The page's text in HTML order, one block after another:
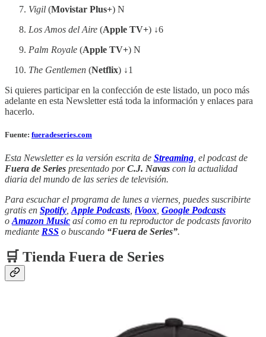
Vigil (Movistar Plus+) N
Los Amos del Aire (Apple TV+) ↓6
Palm Royale (Apple TV+) N
The Gentlemen (Netflix) ↓1
Si quieres participar en la confección de este listado, un poco más
adelante en esta Newsletter está toda la información y enlaces para
hacerlo.
Fuente: fueradeseries.com
Esta Newsletter es la versión escrita de Streaming , el podcast de
Fuera de Series presentado porC.J. Navas con la actualidad
diaria del mundo de las series de televisión.
Para escuchar el programa de lunes a viernes, puedes suscribirte
gratis en Spotify Apple Podcasts iVoox Google Podcasts
o Amazon Music así como en tu reproductor de podcasts favorito
mediante RSS o buscando “Fuera de Series”.
🛒 Tienda Fuera de Series